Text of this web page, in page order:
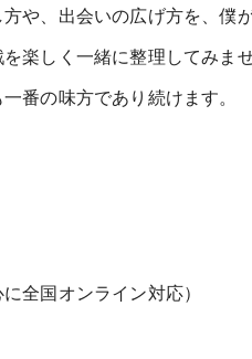
や、出会いの広げ方を、僕
楽しく一緒に整理してみま
番の味方であり続けます。
全国オンライン対応）